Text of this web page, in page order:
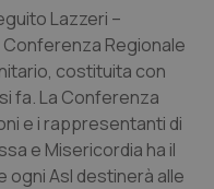
Lazzeri –
Regionale
costituita con
fa. La Conferenza
e i rappresentanti di
e Misericordia ha il
ogni Asl destinerà alle